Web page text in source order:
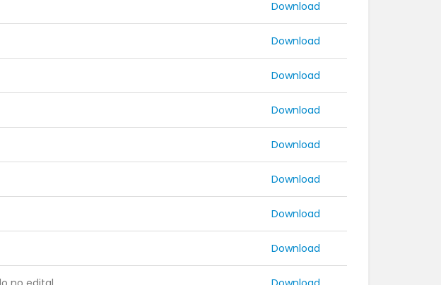
Download
Download
Download
Download
Download
Download
Download
Download